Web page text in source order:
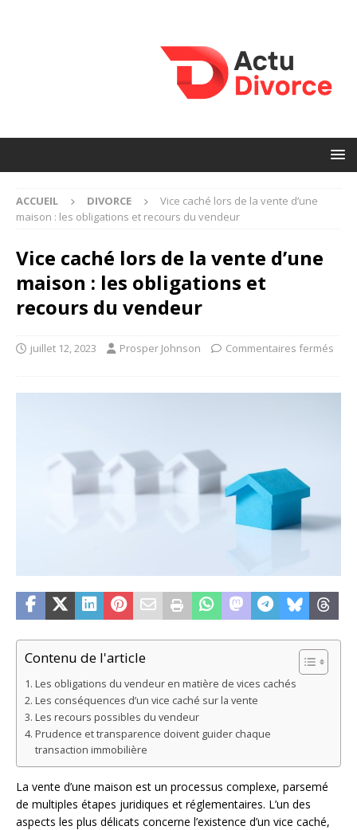
ACCUEIL DIVORCE
Vice caché lors de la vente d’une
maison : les obligations et recours du vendeur
Vice caché lors de la vente d’une
maison : les obligations et
recours du vendeur
juillet 12, 2023 Prosper Johnson Commentaires fermés
Contenu de l'article
Les obligations du vendeur en matière de vices cachés
Les conséquences d’un vice caché sur la vente
Les recours possibles du vendeur
Prudence et transparence doivent guider chaque
transaction immobilière
La vente d’une maison est un processus complexe, parsemé
de multiples étapes juridiques et réglementaires. L’un des
aspects les plus délicats concerne l’existence d’un vice caché,